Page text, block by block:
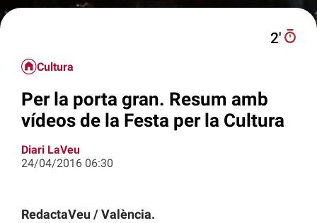
2′
Cultura
Per la porta gran. Resum amb
vídeos de la Festa per la Cultura
Diari LaVeu
24/04/2016 06:30
RedactaVeu / València.